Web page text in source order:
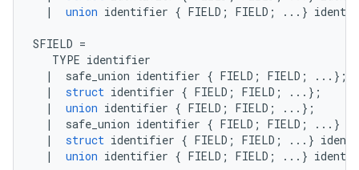
|
union identifier { FIELD ; FIELD ; ...}
SFIELD =
TYPE identifier
|
safe_union identifier { FIELD ; FIELD ;
...};
|
struct identifier { FIELD ; FIELD ;
...};
|
union identifier { FIELD ; FIELD ;
...};
|
safe_union identifier { FIELD ; FIELD ; ...}
|
struct identifier { FIELD ; FIELD ; ...}
|
union identifier { FIELD ; FIELD ; ...}